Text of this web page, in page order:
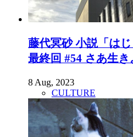
藤代冥砂 小説「は
最終回 #54 さあ生き
8 Aug, 2023
CULTURE